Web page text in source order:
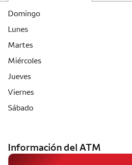
Domingo
Lunes
Martes
Miércoles
Jueves
Viernes
Sábado
Información del ATM